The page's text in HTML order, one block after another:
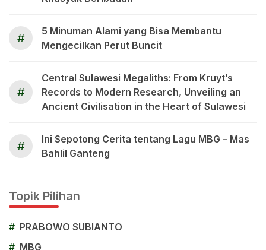
#
5 Minuman Alami yang Bisa Membantu
Mengecilkan Perut Buncit
#
Central Sulawesi Megaliths: From Kruyt’s
Records to Modern Research, Unveiling an
Ancient Civilisation in the Heart of Sulawesi
#
Ini Sepotong Cerita tentang Lagu MBG – Mas
Bahlil Ganteng
Topik Pilihan
# PRABOWO SUBIANTO
# MBG